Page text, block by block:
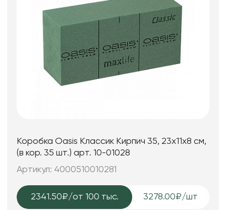
Коробка Oasis Классик Кирпич 35, 23x11x8 см,
(в кор. 35 шт.) арт. 10-01028
Артикул: 4000510010281
2341.50₽/от 100 тыс. 3278.00₽/шт